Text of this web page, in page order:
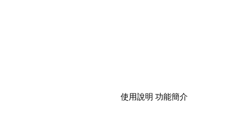
使用說明 功能簡介